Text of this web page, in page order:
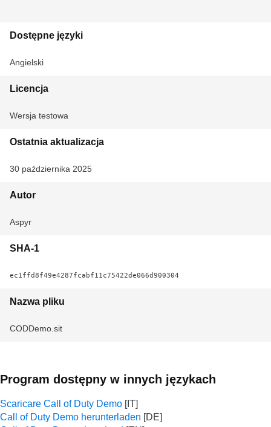
Dostępne języki
Angielski
Licencja
Wersja testowa
Ostatnia aktualizacja
30 października 2025
Autor
Aspyr
SHA-1
ec1ffd8f49e4287fcabf11c75422de066d900304
Nazwa pliku
CODDemo.sit
Program dostępny w innych językach
Scaricare Call of Duty Demo
Call of Duty Demo herunterladen